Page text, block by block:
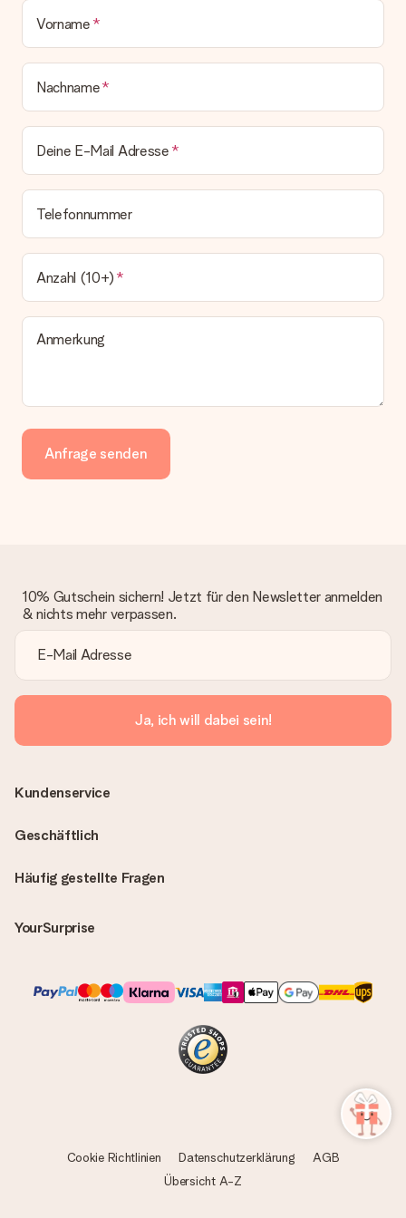
Vorname
Nachname
Deine E-Mail Adresse
Telefonnummer
Anzahl (10+)
Anmerkung
Anfrage senden
10% Gutschein sichern! Jetzt für den Newsletter anmelden
& nichts mehr verpassen.
Ja, ich will dabei sein!
Häufig gestellte Fragen
YourSurprise
Kundenservice
Geschäftlich
Cookie Richtlinien Datenschutzerklärung
AGB
Übersicht A-Z